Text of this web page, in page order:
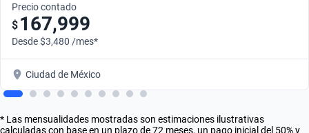
Precio contado
$ 167,999
Desde $3,480 /mes*
Ciudad de México
* Las mensualidades mostradas son estimaciones ilustrativas
calculadas con base en un plazo de 72 meses, un pago inicial del 50% y